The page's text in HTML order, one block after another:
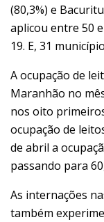
(80,3%) e
aplicou entre 50
19. E, 31
A ocupação de
Maranhão no
nos oito
ocupação de
de abril a
passando para
As internações
também